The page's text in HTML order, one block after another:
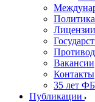
Политика
Вакансии
Контакты
35 лет
Публикации